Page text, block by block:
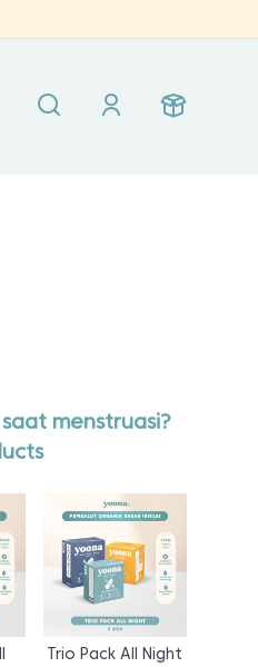
menstruasi?
Trio Pack All Night